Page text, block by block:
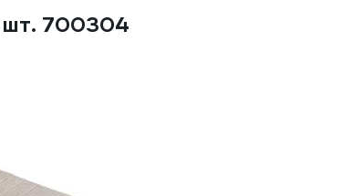
шт. 700304